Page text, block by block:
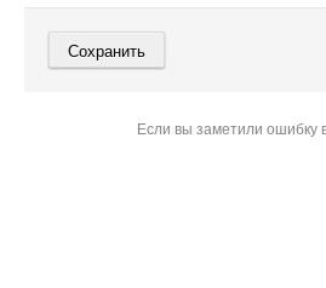
Если вы заметили ошибку